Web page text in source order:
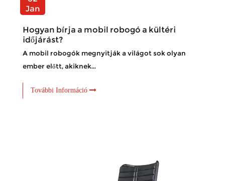
Jan
Hogyan bírja a mobil robogó a kültéri
időjárást?
A mobil robogók megnyitják a világot sok olyan
ember előtt, akiknek...
További Információ